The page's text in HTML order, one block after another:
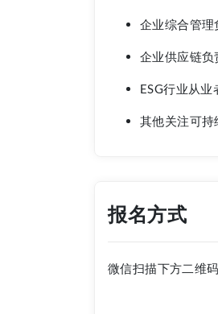
企业综合管理
企业供应链负
ESG行业从业
其他关注可持
报名方式
微信扫描下方二维